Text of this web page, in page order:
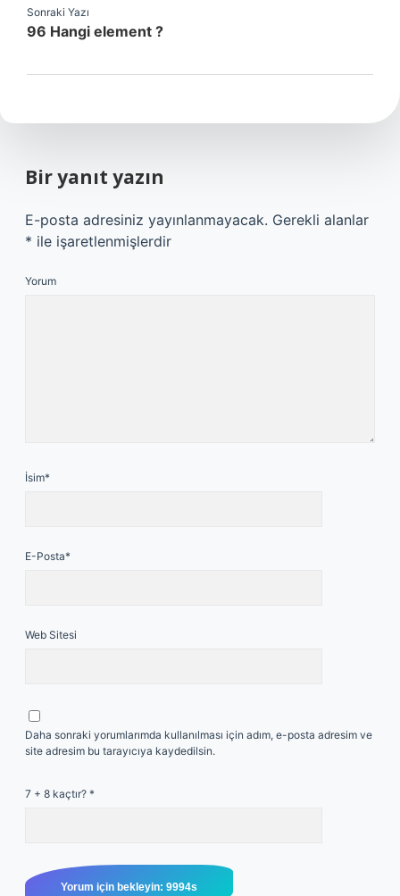
Sonraki Yazı
96 Hangi element ?
Bir yanıt yazın
E-posta adresiniz yayınlanmayacak. Gerekli alanlar
* ile işaretlenmişlerdir
Yorum
İsim*
E-Posta*
Web Sitesi
Daha sonraki yorumlarımda kullanılması için adım, e-posta adresim ve
site adresim bu tarayıcıya kaydedilsin.
7 + 8 kaçtır? *